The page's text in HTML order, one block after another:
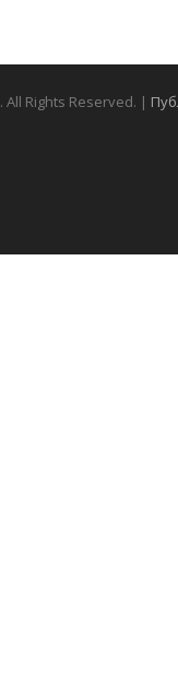
. All Rights Reserved. |